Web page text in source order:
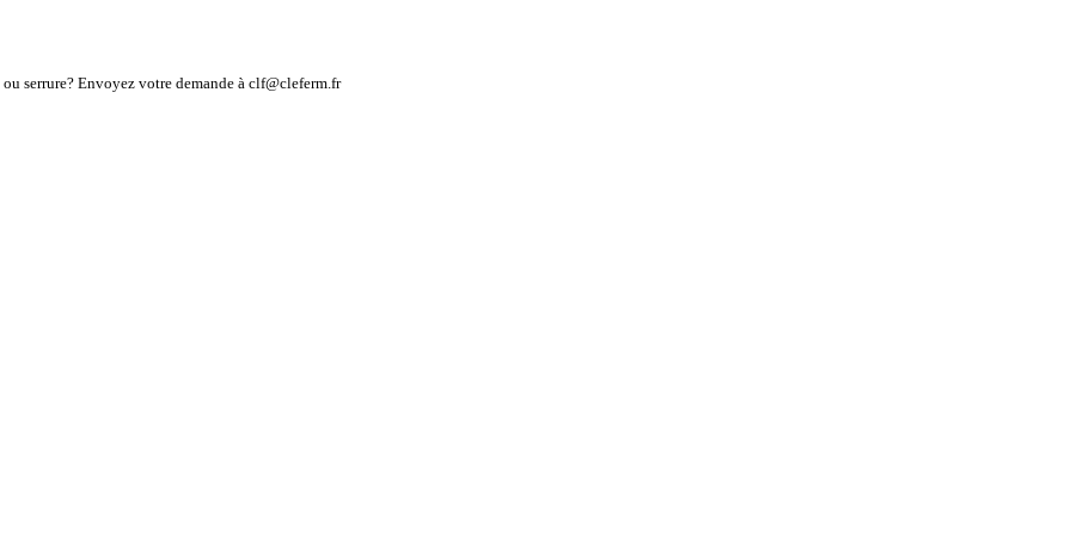
serrure? Envoyez votre demande à clf@cleferm.fr